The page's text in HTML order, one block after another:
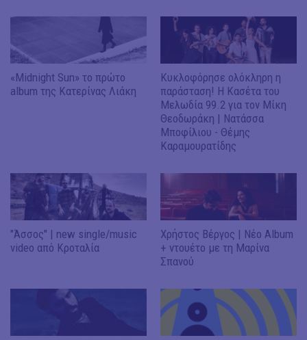
«Midnight Sun» το πρώτο
album της Κατερίνας Λιάκη
Κυκλοφόρησε ολόκληρη η
παράσταση!​​​​​​​ Η Κασέτα του
Μελωδία 99.2 για τον Μίκη
Θεοδωράκη | Νατάσσα
Μποφίλιου - Θέμης
Καραμουρατίδης
"Άσσος" | new single/music
video από Κροταλία
Χρήστος Βέργος | Νέο Album
+ ντουέτο με τη Μαρίνα
Σπανού